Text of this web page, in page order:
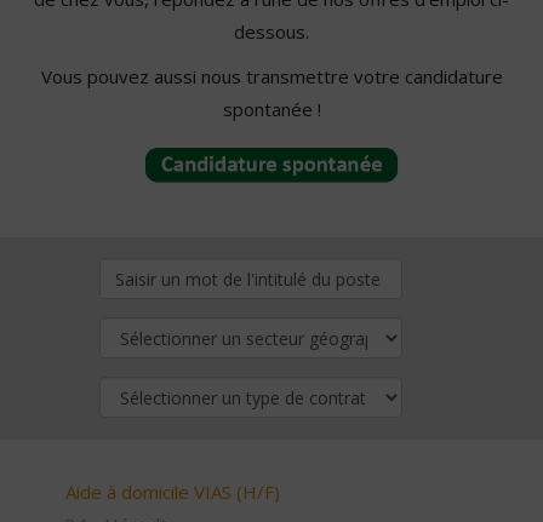
dessous.
Vous pouvez aussi nous transmettre votre candidature
spontanée !
Aide à domicile VIAS (H/F)